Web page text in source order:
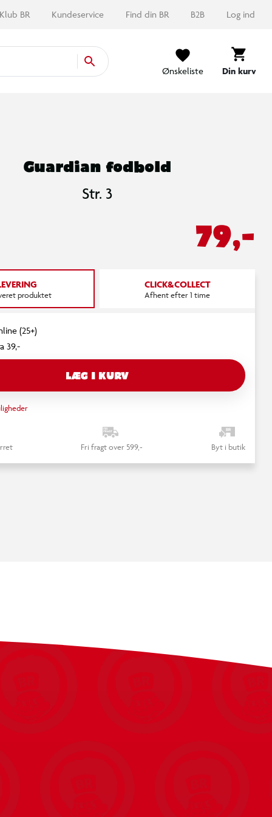
Klub BR Kundeservice Find din BR B2B Log ind
Ønskeliste Din kurv
Guardian fodbold
Str. 3
79,-
produktet
CLICK&COLLECT
Afhent efter 1 time
(25+)
39,-
LÆG I KURV
Fri fragt over 599,- Byt i butik